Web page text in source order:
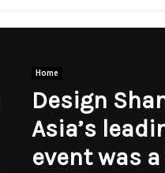
Home
Design
Asia’s
event was